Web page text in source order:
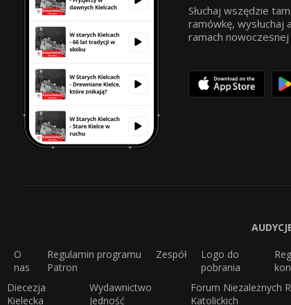
Słuchaj wszędzie
ramówkę, wysłuchaj
ramach nowoczesnej
O
nas
Regulamin programu
Patron
Zespół
Logo do
pobrania
Diecezja
Kielecka
Wydawnictwo
Jedność
Forum Niezależnych
Katolickich